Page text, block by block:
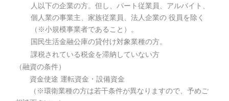
人以下の企業の方。但し、パート従業員、アルバイト、
個人業の事業主、家族従業員、法人企業の 役員を除く
（※小規模事業者であること）。
国民生活金融公庫の貸付け対象業種の方。
課税されている税金を滞納していない方
（融資の条件）
資金使途 運転資金・設備資金
（※環衛業種の方は若干条件が異なりますので、予めご